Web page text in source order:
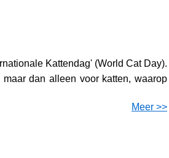
Kattendag' (World Cat Day).
maar dan alleen voor katten, waarop
Meer >>